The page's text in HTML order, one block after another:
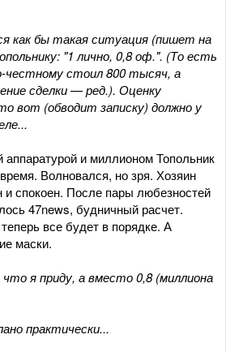
как бы такая ситуация (пишет на
"1 лично, 0,8 оф.". (То есть
честному стоил 800 тысяч, а
сделки — ред.). Оценку
вот (обводит записку) должно у
аппаратурой и миллионом Топольник
Волновался, но зря. Хозяин
спокоен. После пары любезностей
47news, будничный расчет.
все будет в порядке. А
маски.
я приду, а вместо 0,8 (миллиона
практически...